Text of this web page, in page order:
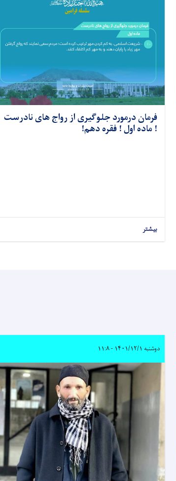
فرمان درمورد جلوگیری از رواج های نادرست
! ماده اول ! فقره دهم!
بیشتر
دوشنبه ۱۴۰۱/۱۲/۱ - ۱۱:۸